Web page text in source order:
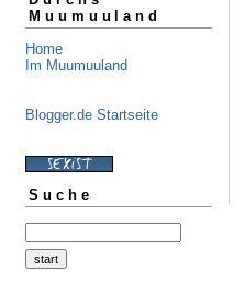
Muumuuland
Home
Im Muumuuland
Blogger.de Startseite
Suche